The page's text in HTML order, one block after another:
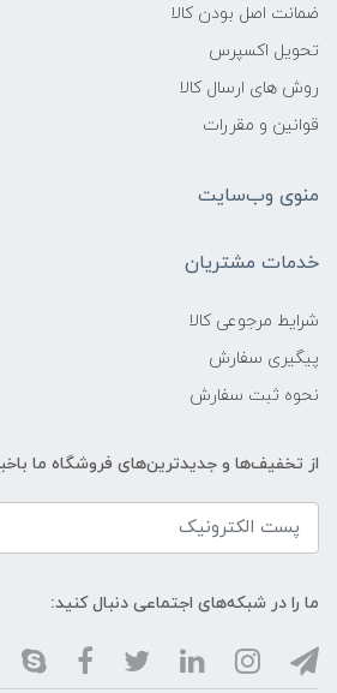
ضمانت اصل بودن کالا
تحویل اکسپرس
روش های ارسال کالا
قوانین و مقررات
منوی وب‌سایت
خدمات مشتریان
شرایط مرجوعی کالا
پیگیری سفارش
نحوه ثبت سفارش
از تخفیف‌ها و جدیدترین‌های فروشگاه ما
ما را در شبکه‌های اجتماعی دنبال کنید: